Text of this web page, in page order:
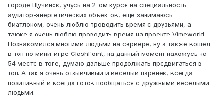
городе Щучинск, учусь на 2-ом курсе на специальность
аудитор-энергетических объектов, еще занимаюсь
биатлоном, очень люблю проводить время с друзьями, а
также я очень люблю проводить время на проекте Vimeworld.
Познакомился многими людьми на сервере, ну а также вошёл
в топ по мини-игре ClashPoint, на данный момент нахожусь на
54 месте в топе, думаю дальше продолжать продвигаться в
топ. А так я очень отзывчивый и весёлый паренёк, всегда
позитивный и всегда готов пообщаться с дружными весёлыми
людьми.